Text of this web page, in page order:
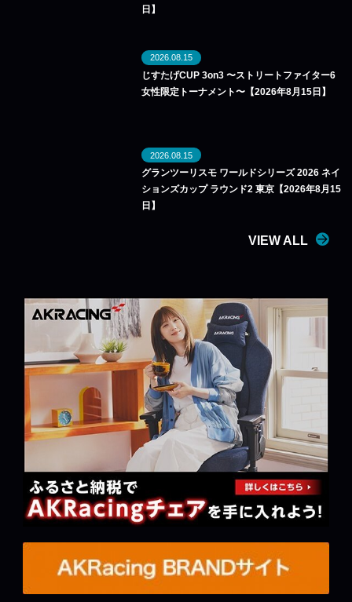
日】
2026.08.15
じすたげCUP 3on3 〜ストリートファイター6
女性限定トーナメント〜【2026年8月15日】
2026.08.15
グランツーリスモ ワールドシリーズ 2026 ネイ
ションズカップ ラウンド2 東京【2026年8月15
日】
VIEW ALL